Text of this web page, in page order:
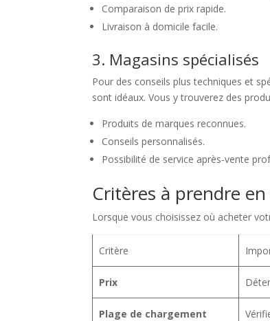
Comparaison de prix rapide.
Livraison à domicile facile.
3. Magasins spécialisés
Pour des conseils plus techniques et
sont idéaux. Vous y trouverez des
Produits de marques reconnues.
Conseils personnalisés.
Possibilité de service après-vente
Critères à prendre
Lorsque vous choisissez où acheter
Critère
Prix
Plage de chargement